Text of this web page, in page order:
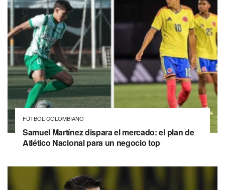
FÚTBOL COLOMBIANO
Samuel Martínez dispara el mercado: el plan de
Atlético Nacional para un negocio top